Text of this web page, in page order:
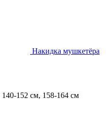
Накидка мушкетёра
140-152 см, 158-164 см